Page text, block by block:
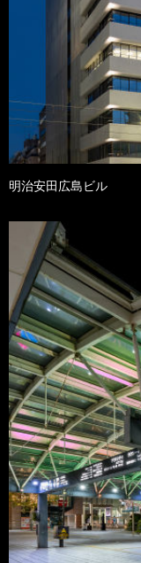
明治安田広島ビル